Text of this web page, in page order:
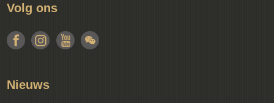
Volg ons
Nieuws